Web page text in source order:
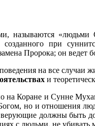
называются «людьми
при
Пророка; он ведет
на все случаи
и
на Коране и Сунне
но и отношения
должны быть